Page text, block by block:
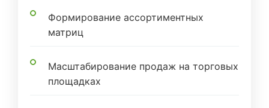
Формирование ассортиментных
матриц
Масштабирование продаж на торговых
площадках